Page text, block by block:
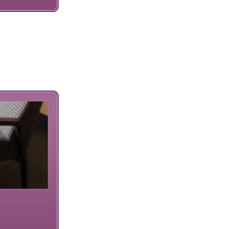
る場
お選